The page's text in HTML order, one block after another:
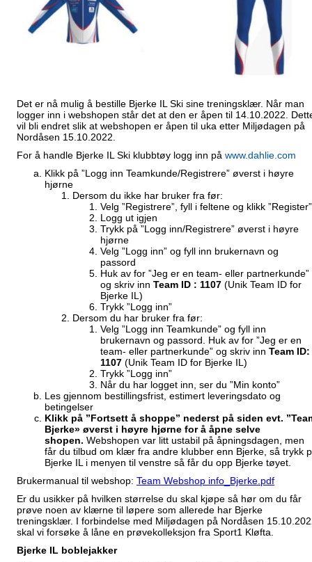
Det er nå mulig å bestille Bjerke IL Ski sine treningsklær. Når man
logger inn i webshopen står det at den er åpen til 14.10.2022.
vil bli endret slik at webshopen er åpen til uka etter Miljødagen på
Nordåsen 15.10.2022.
For å handle Bjerke IL Ski klubbtøy logg inn på www.dahlie.com
Klikk på ”Logg inn Teamkunde/Registrere” øverst i høyre
hjørne
Dersom du ikke har bruker fra før:
Velg ”Registrere”, fyll i feltene og klikk ”Register”
Logg ut igjen
Trykk på ”Logg inn/Registrere” øverst i høyre
hjørne
Velg ”Logg inn” og fyll inn brukernavn og
passord
Huk av for ”Jeg er en team- eller partnerkunde”
og skriv inn Team ID : 1107 (Unik Team ID for
Bjerke IL)
Trykk ”Logg inn”
Dersom du har bruker fra før:
Velg ”Logg inn Teamkunde” og fyll inn
brukernavn og passord. Huk av for ”Jeg er en
team- eller partnerkunde” og skriv inn Team ID:
1107 (Unik Team ID for Bjerke IL)
Trykk ”Logg inn”
Når du har logget inn, ser du ”Min konto”
Les gjennom bestillingsfrist, estimert leveringsdato og
betingelser
Klikk på ”Fortsett å shoppe” nederst på siden evt.
Bjerke» øverst i høyre hjørne for å åpne selve
shopen. Webshopen var litt ustabil på åpningsdagen, men
får du tilbud om klær fra andre klubber enn Bjerke, så trykk
Bjerke IL i menyen til venstre så får du opp Bjerke tøyet.
Brukermanual til webshop: Team Webshop info_Bjerke.pdf
Er du usikker på hvilken størrelse du skal kjøpe så hør om du får
prøve noen av klærne til løpere som allerede har Bjerke
treningsklær. I forbindelse med Miljødagen på Nordåsen
skal vi forsøke å låne en prøvekolleksjon fra Sport1 Kløfta.
Bjerke IL boblejakker